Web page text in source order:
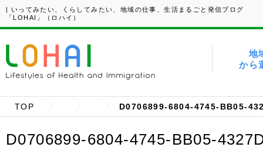
| いってみたい、くらしてみたい、地域の仕事、生活まるごと発信ブログ
「LOHAI」（ロハイ）
地
から
TOP D0706899-6804-4745-BB05-
D0706899-6804-4745-BB05-